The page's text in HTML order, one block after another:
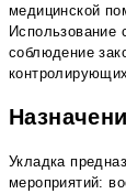
медицинской
Использование
соблюдение
Укладка
мероприятий: